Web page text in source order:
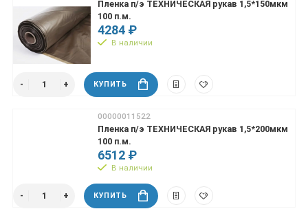
Пленка п/э ТЕХНИЧЕСКАЯ рукав 1,5*150мкм
100 п.м.
4284 ₽
В наличии
КУПИТЬ
00000011522
Пленка п/э ТЕХНИЧЕСКАЯ рукав 1,5*200мкм
100 п.м.
6512 ₽
В наличии
КУПИТЬ